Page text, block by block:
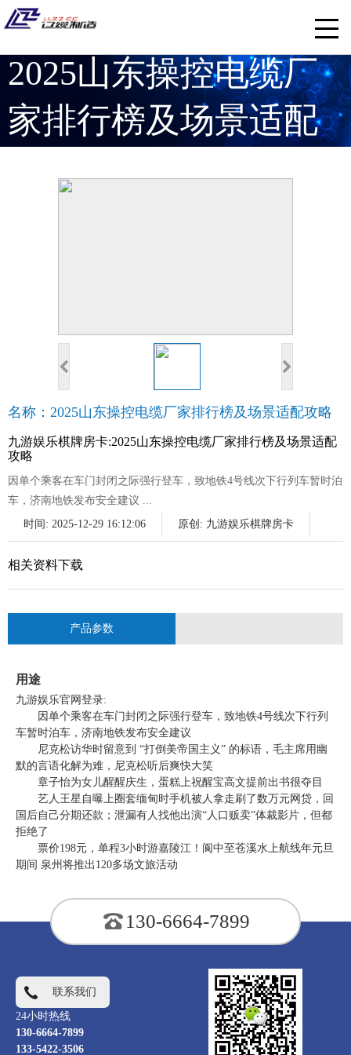
2025山东操控电缆厂
家排行榜及场景适配
攻略
名称：2025山东操控电缆厂家排行榜及场景适配攻略
九游娱乐棋牌房卡:2025山东操控电缆厂家排行榜及场景适配
攻略
因单个乘客在车门封闭之际强行登车，致地铁4号线次下行列车暂时泊
车，济南地铁发布安全建议 ...
时间: 2025-12-29 16:12:06
原创: 九游娱乐棋牌房卡
相关资料下载
产品参数
用途
九游娱乐官网登录:
因单个乘客在车门封闭之际强行登车，致地铁4号线次下行列
车暂时泊车，济南地铁发布安全建议
尼克松访华时留意到 “打倒美帝国主义” 的标语，毛主席用幽
默的言语化解为难，尼克松听后爽快大笑
章子怡为女儿醒醒庆生，蛋糕上祝醒宝高文提前出书很夺目
艺人王星自曝上圈套缅甸时手机被人拿走刷了数万元网贷，回
国后自己分期还款；泄漏有人找他出演“人口贩卖”体裁影片，但都
拒绝了
票价198元，单程3小时游嘉陵江！阆中至苍溪水上航线年元旦
期间 泉州将推出120多场文旅活动
130-6664-7899
联系我们
24小时热线
130-6664-7899
133-5422-3506